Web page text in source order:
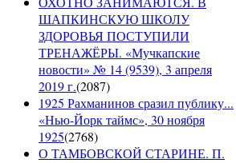
ШАПКИНСКУЮ ШКОЛУ
ЗДОРОВЬЯ ПОСТУПИЛИ
ТРЕНАЖЁРЫ. «Мучкапские
новости» № 14 (9539), 3 апреля
2019 г.(2087)
1925 Рахманинов сразил публику...
«Нью-Йорк таймс», 30 ноября
1925(2768)
О ТАМБОВСКОЙ СТАРИНЕ. П.